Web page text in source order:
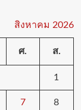
สิงหาคม 2026
ศ. ส.
1
7 8